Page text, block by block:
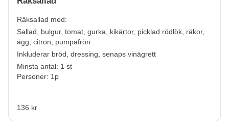
Räksallad med:
Sallad, bulgur, tomat, gurka, kikärtor, picklad rödlök, räkor,
ägg, citron, pumpafrön
Inkluderar bröd, dressing, senaps vinägrett
Minsta antal: 1 st
Personer: 1p
136 kr